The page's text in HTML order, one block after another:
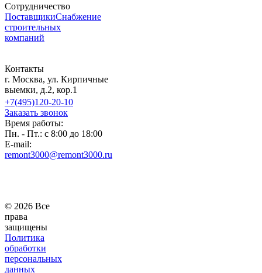
Сотрудничество
ПоставщикиСнабжение
строительных
компаний
Контакты
г. Москва, ул. Кирпичные
выемки, д.2, кор.1
+7(495)120-20-10
Заказать звонок
Время работы:
Пн. - Пт.: с 8:00 до 18:00
E-mail:
remont3000@remont3000.ru
© 2026 Все
права
защищены
Политика
обработки
персональных
данных